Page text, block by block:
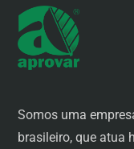
Somos uma
brasileiro, que atua